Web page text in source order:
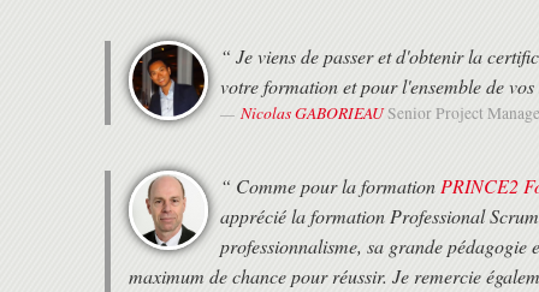
“ Je viens de passer et d'obtenir la
votre formation et pour l'ensemble de
Nicolas GABORIEAUSenior Project
“ Comme pour la formationPRINCE2
apprécié la formation Professional
professionnalisme, sa grande pédagogie
maximum de chance pour réussir. Je remercie